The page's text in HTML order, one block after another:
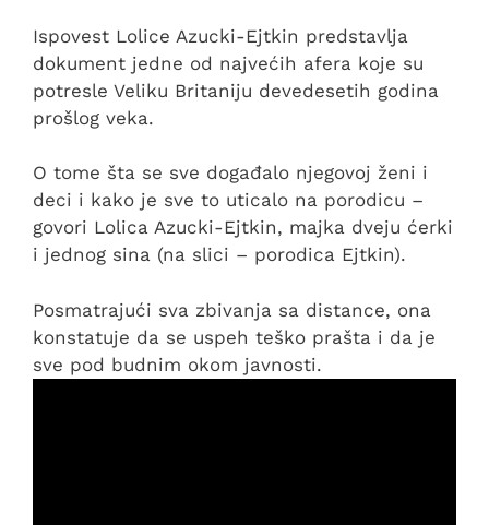
Ispovest Lolice Azucki-Ejtkin predstavlja
dokument jedne od najvećih afera koje su
potresle Veliku Britaniju devedesetih godina
prošlog veka.
O tome šta se sve događalo njegovoj ženi i
deci i kako je sve to uticalo na porodicu –
govori Lolica Azucki-Ejtkin, majka dveju ćerki
i jednog sina (na slici – porodica Ejtkin).
Posmatrajući sva zbivanja sa distance, ona
konstatuje da se uspeh teško prašta i da je
sve pod budnim okom javnosti.